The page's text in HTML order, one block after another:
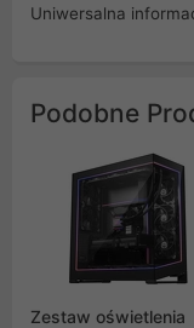
Uniwersalna
Podobne
Zestaw oświetlenia